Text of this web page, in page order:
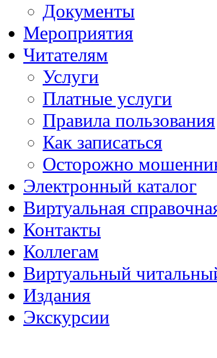
Документы
Мероприятия
Читателям
Услуги
Платные услуги
Правила пользования
Как записаться
Осторожно
Электронный каталог
Виртуальная
Контакты
Коллегам
Виртуальный
Издания
Экскурсии